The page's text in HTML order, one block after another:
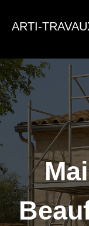
ARTI-